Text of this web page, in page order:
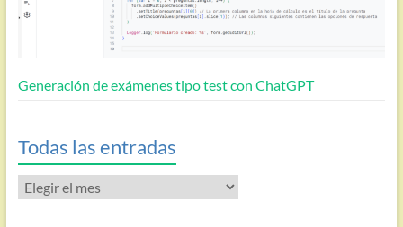
Generación de exámenes tipo test con ChatGPT
Todas las entradas
Todas
las